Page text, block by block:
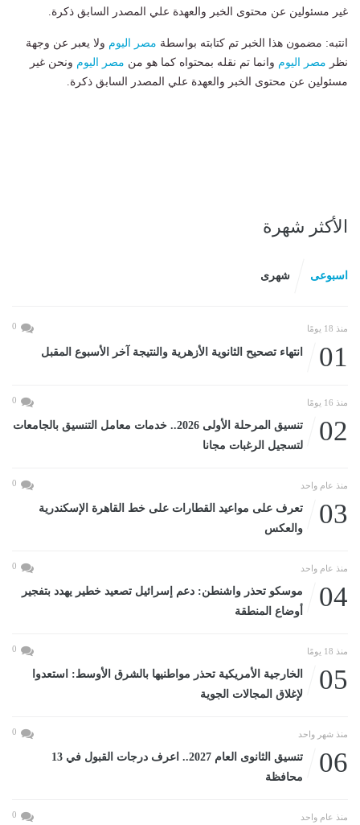
غير مسئولين عن محتوى الخبر والعهدة علي المصدر السابق ذكرة.
انتبه: مضمون هذا الخبر تم كتابته بواسطة مصر اليوم ولا يعبر عن وجهة
نظر مصر اليوم وانما تم نقله بمحتواه كما هو من مصر اليوم ونحن غير
مسئولين عن محتوى الخبر والعهدة علي المصدر السابق ذكرة.
الأكثر شهرة
اسبوعى شهرى
منذ 18 يومًا 0
01 انتهاء تصحيح الثانوية الأزهرية والنتيجة آخر الأسبوع المقبل
منذ 16 يومًا 0
02
تنسيق المرحلة الأولى 2026.. خدمات معامل التنسيق بالجامعات
لتسجيل الرغبات مجانا
منذ عام واحد 0
03
تعرف على مواعيد القطارات على خط القاهرة الإسكندرية
والعكس
منذ عام واحد 0
04
موسكو تحذر واشنطن: دعم إسرائيل تصعيد خطير يهدد بتفجير
أوضاع المنطقة
منذ 18 يومًا 0
05
الخارجية الأمريكية تحذر مواطنيها بالشرق الأوسط: استعدوا
لإغلاق المجالات الجوية
منذ شهر واحد 0
06
تنسيق الثانوى العام 2027.. اعرف درجات القبول في 13
محافظة
منذ عام واحد 0